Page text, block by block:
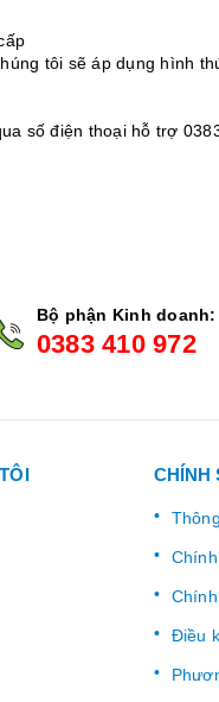
tôi sẽ áp dụng hình
số điện thoại hỗ trợ
Bộ phận Kinh doanh:
0383 410 972
CHÍNH
Điều